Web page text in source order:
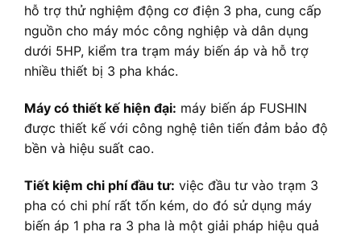
hỗ trợ thử nghiệm động cơ điện 3 pha, cung cấp
nguồn cho máy móc công nghiệp và dân dụng
dưới 5HP, kiểm tra trạm máy biến áp và hỗ trợ
nhiều thiết bị 3 pha khác.
Máy có thiết kế hiện đại: máy biến áp FUSHIN
được thiết kế với công nghệ tiên tiến đảm bảo độ
bền và hiệu suất cao.
Tiết kiệm chi phí đầu tư: việc đầu tư vào trạm 3
pha có chi phí rất tốn kém, do đó sử dụng máy
biến áp 1 pha ra 3 pha là một giải pháp hiệu quả